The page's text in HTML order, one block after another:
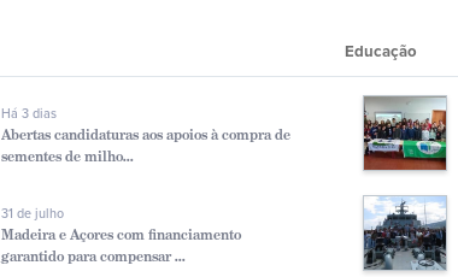
Educação
Há 3 dias
Abertas candidaturas aos apoios à compra de
sementes de milho...
31 de julho
Madeira e Açores com financiamento
garantido para compensar ...